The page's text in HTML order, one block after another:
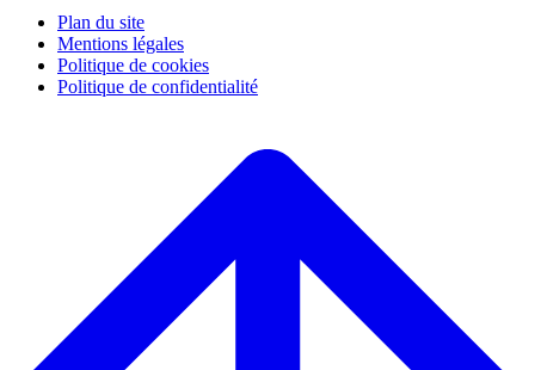
Plan du site
Mentions légales
Politique de cookies
Politique de confidentialité